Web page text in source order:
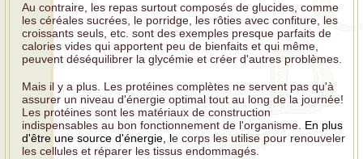
Au contraire, les repas surtout composés de glucides, comme
les céréales sucrées, le porridge, les rôties avec confiture, les
croissants seuls, etc. sont des exemples presque parfaits de
calories vides qui apportent peu de bienfaits et qui même,
peuvent déséquilibrer la glycémie et créer d'autres problèmes.
Mais il y a plus. Les protéines complètes ne servent pas qu'à
assurer un niveau d'énergie optimal tout au long de la journée!
Les protéines sont les matériaux de construction
indispensables au bon fonctionnement de l'organisme. En plus
d'être une source d'énergie, le corps les utilise pour renouveler
les cellules et réparer les tissus endommagés.